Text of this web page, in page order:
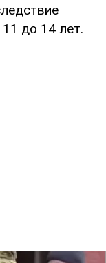
до 14 лет.